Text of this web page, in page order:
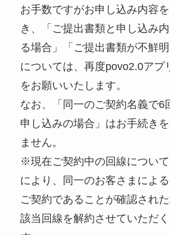
お手数ですがお申し込み内容
き、「ご提出書類と申し込み
る場合」「ご提出書類が不鮮明
については、再度povo2.0アプ
をお願いいたします。
なお、「同一のご契約名義で6
申し込みの場合」はお手続き
ません。
※現在ご契約中の回線につい
により、同一のお客さまによ
ご契約であることが確認された
該当回線を解約させていただ